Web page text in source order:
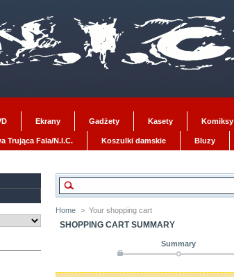
Ekrany Gadżety Kasety Komiksy
Trująca Fala/N.I.C. Koszulki damskie Bluzy
Home > Your shopping cart
SHOPPING CART SUMMARY
Summary